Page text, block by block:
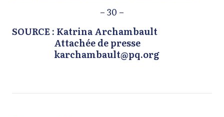
– 30 –
SOURCE : Katrina Archambault
Attachée de presse
karchambault@pq.org